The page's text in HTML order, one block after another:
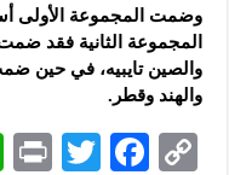
وضمت المجموعة الأولى
المجموعة الثانية فقد ضمت
والصين تايبيه، في حين
والهند وقطر.
C
F
T